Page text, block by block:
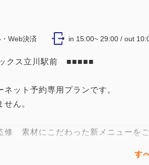
Web決済 in 15:00~ 29:00 / out
クス立川駅前 ■■■■■
ット予約専用プランです。
ん。
修 素材にこだわった新メニューをご
れたクロックムッシュをご賞味下さ
す